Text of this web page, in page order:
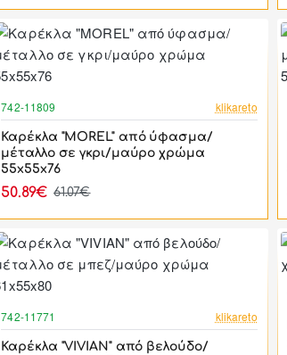
742-11809 klikareto
Καρέκλα "MOREL" από ύφασμα/
μέταλλο σε γκρι/μαύρο χρώμα
55x55x76
50.89€ 61.07€
742-11771 klikareto
Καρέκλα "VIVIAN" από βελούδο/